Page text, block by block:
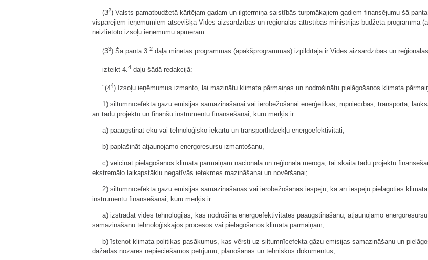
(32) Valsts pamatbudžetā kārtējam gadam un ilgtermiņa saistībās turpmākajiem gadiem finansējumu šā
vispārējiem ieņēmumiem atsevišķā Vides aizsardzības un reģionālās attīstības ministrijas budžeta programmā
neizlietoto izsoļu ieņēmumu apmēram.
(33) Šā panta 3. 2 daļā minētās programmas (apakšprogrammas) izpildītāja ir Vides aizsardzības un
izteikt 4. 4 daļu šādā redakcijā:
"(44) Izsoļu ieņēmumus izmanto, lai mazinātu klimata pārmaiņas un nodrošinātu pielāgošanos klimata
1) siltumnīcefekta gāzu emisijas samazināšanai vai ierobežošanai enerģētikas, rūpniecības, transporta,
arī tādu projektu un finanšu instrumentu finansēšanai, kuru mērķis ir:
a) paaugstināt ēku vai tehnoloģisko iekārtu un transportlīdzekļu energoefektivitāti,
b) paplašināt atjaunojamo energoresursu izmantošanu,
c) veicināt pielāgošanos klimata pārmaiņām nacionālā un reģionālā mērogā, tai skaitā tādu projektu
ekstremālo laikapstākļu negatīvās ietekmes mazināšanai un novēršanai;
2) siltumnīcefekta gāzu emisijas samazināšanas vai ierobežošanas iespēju, kā arī iespēju pielāgoties
instrumentu finansēšanai, kuru mērķis ir:
a) izstrādāt vides tehnoloģijas, kas nodrošina energoefektivitātes paaugstināšanu, atjaunojamo
samazināšanu tehnoloģiskajos procesos vai pielāgošanos klimata pārmaiņām,
b) īstenot klimata politikas pasākumus, kas vērsti uz siltumnīcefekta gāzu emisijas samazināšanu un
dažādās nozarēs nepieciešamos pētījumu, plānošanas un tehniskos dokumentus,